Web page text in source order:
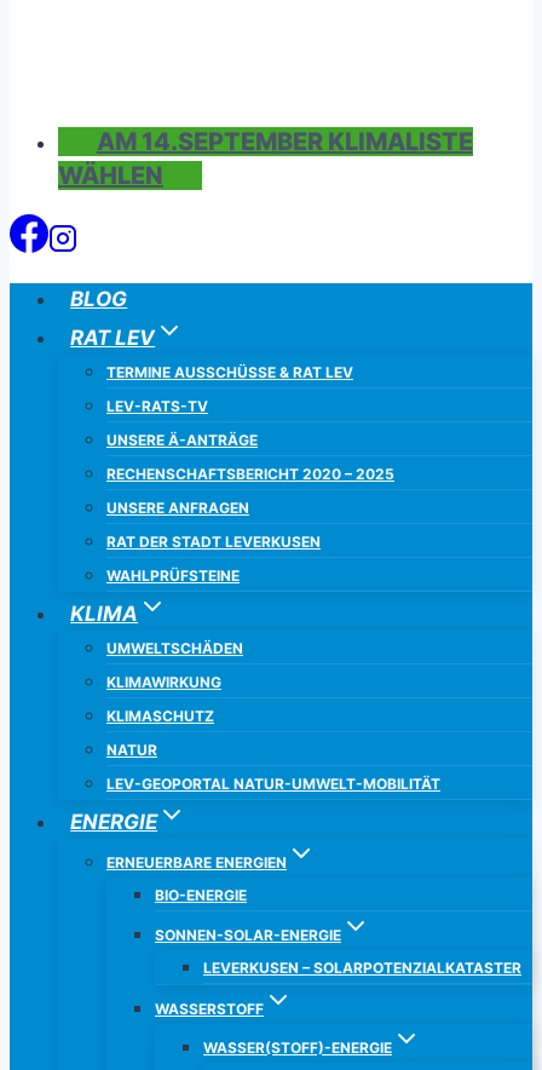
AM 14.SEPTEMBER KLIMALISTE
WÄHLEN
BLOG
RAT LEV
TERMINE AUSSCHÜSSE & RAT LEV
LEV-RATS-TV
UNSERE Ä-ANTRÄGE
RECHENSCHAFTSBERICHT 2020 – 2025
UNSERE ANFRAGEN
RAT DER STADT LEVERKUSEN
WAHLPRÜFSTEINE
KLIMA
UMWELTSCHÄDEN
KLIMAWIRKUNG
KLIMASCHUTZ
NATUR
LEV-GEOPORTAL NATUR-UMWELT-MOBILITÄT
ENERGIE
ERNEUERBARE ENERGIEN
BIO-ENERGIE
SONNEN-SOLAR-ENERGIE
LEVERKUSEN – SOLARPOTENZIALKATASTER
WASSERSTOFF
WASSER(STOFF)-ENERGIE